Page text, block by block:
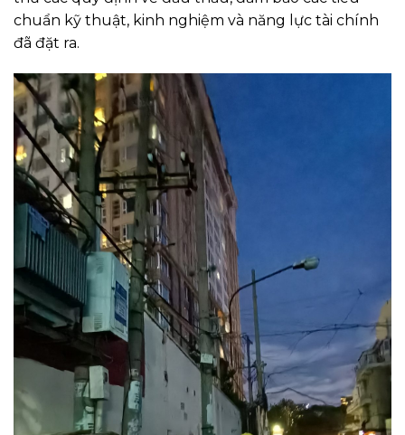
chuẩn kỹ thuật, kinh nghiệm và năng lực tài chính
đã đặt ra.